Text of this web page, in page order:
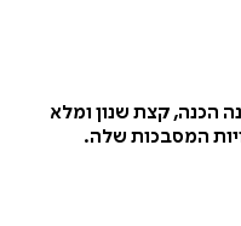
הכנה, קצת שנון ומלא
המסבכות שלה.